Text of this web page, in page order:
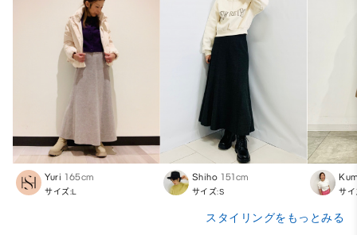
Yuri 165cm
サイズ:L
Shiho 151cm
サイズ:S サ
スタイリングをもっとみる